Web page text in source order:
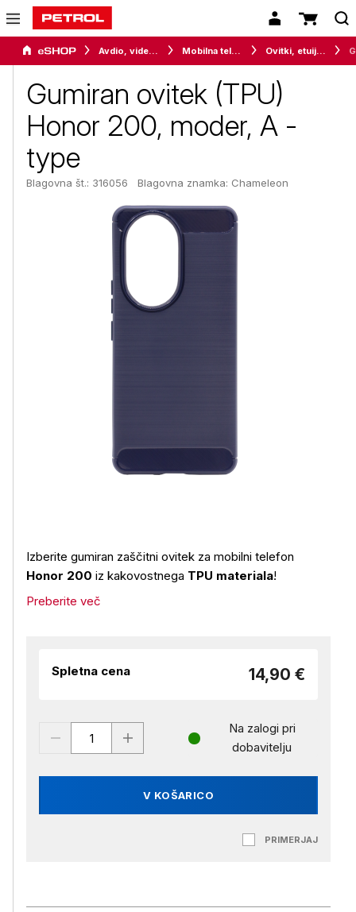
Avdio, video in telefonija Mobilna telefonija Ovitki, etuiji, torbice in držala
Gumiran ovitek (TPU)
Honor 200, moder, A -
type
Blagovna št.: 316056 Blagovna znamka: Chameleon
Izberite gumiran zaščitni ovitek za mobilni telefon
Honor 200 iz kakovostnega TPU materiala!
Preberite več
Spletna cena 14,90 €
V KOŠARICO
Na zalogi pri
dobavitelju
PRIMERJAJ